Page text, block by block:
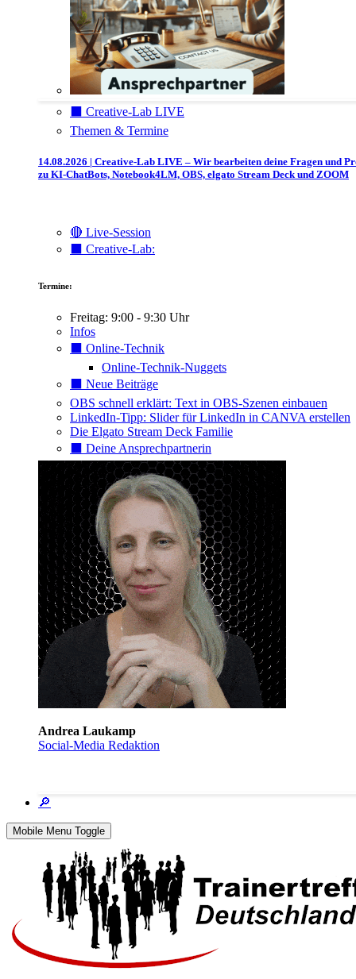
⬛️ Creative-Lab LIVE
Themen & Termine
14.08.2026 | Creative-Lab LIVE – Wir bearbeiten deine Fragen und
zu KI-ChatBots, Notebook4LM, OBS, elgato Stream Deck und ZOOM
🔴 Live-Session
⬛️ Creative-Lab:
Termine:
Freitag: 9:00 - 9:30 Uhr
Infos
⬛️ Online-Technik
Online-Technik-Nuggets
⬛️ Neue Beiträge
OBS schnell erklärt: Text in OBS-Szenen einbauen
LinkedIn-Tipp: Slider für LinkedIn in CANVA erstellen
Die Elgato Stream Deck Familie
⬛️ Deine Ansprechpartnerin
Andrea Laukamp
Social-Media Redaktion
🔎
Mobile Menu Toggle